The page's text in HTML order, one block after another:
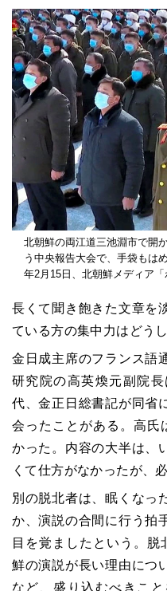
北朝鮮の両江道三池淵市で開
う中央報告大会で、手袋もは
年2月15日、北朝鮮メディア
長くて聞き飽きた文章を
ている方の集中力はどう
金日成主席のフランス語
研究院の高英煥元副院
代、金正日総書記が同省
会ったことがある。高氏
かった。内容の大半は、
くて仕方がなかったが、
別の脱北者は、眠くなっ
か、演説の合間に行う拍
目を覚ましたという。
鮮の演説が長い理由につ
など、盛り込むべきこ